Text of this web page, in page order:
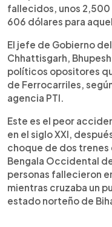
fallecidos, unos 2,500
606 dólares para
El jefe de Gobierno
Chhattisgarh,
políticos opositores
de Ferrocarriles,
agencia PTI.
Este es el peor
en el siglo XXI,
choque de dos
Bengala Occidental
personas fallecieron
mientras cruzaba un
estado norteño de